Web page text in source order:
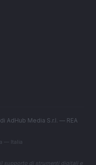
AdHub Media S.r.l. — REA
— Italia
supporto di strumenti digitali e